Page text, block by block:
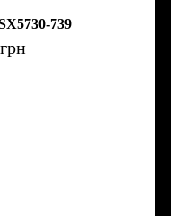
739
грн